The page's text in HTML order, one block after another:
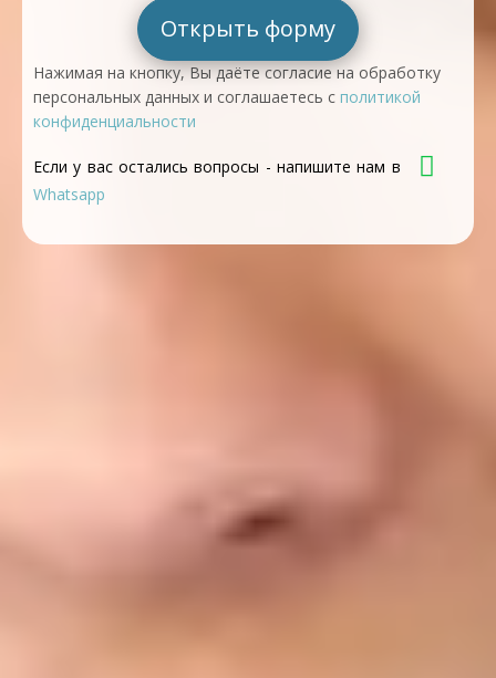
Открыть форму
Нажимая на кнопку, Вы даёте согласие на обработку
персональных данных и соглашаетесь с политикой
конфиденциальности
Если у вас остались вопросы - напишите нам в
Whatsapp